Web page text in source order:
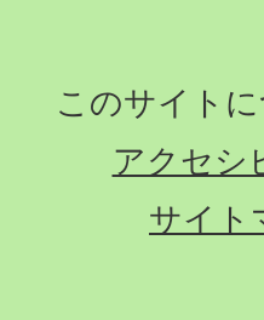
このサイト
アクセシ
サイト